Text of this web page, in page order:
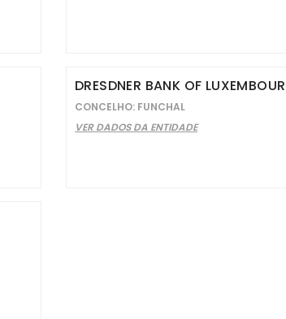
DRESDNER BANK OF
CONCELHO: FUNCHAL
VER DADOS DA ENTIDADE